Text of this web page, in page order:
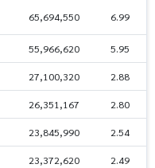
65,694,550 6.99
55,966,620 5.95
27,100,320 2.88
26,351,167 2.80
23,845,990 2.54
23,372,620 2.49